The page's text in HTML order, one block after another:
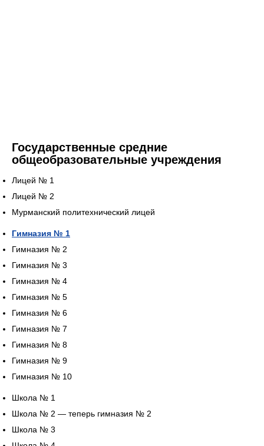
Государственные средние
общеобразовательные учреждения
Лицей № 1
Лицей № 2
Мурманский политехнический лицей
Гимназия № 1
Гимназия № 2
Гимназия № 3
Гимназия № 4
Гимназия № 5
Гимназия № 6
Гимназия № 7
Гимназия № 8
Гимназия № 9
Гимназия № 10
Школа № 1
Школа № 2 — теперь гимназия № 2
Школа № 3